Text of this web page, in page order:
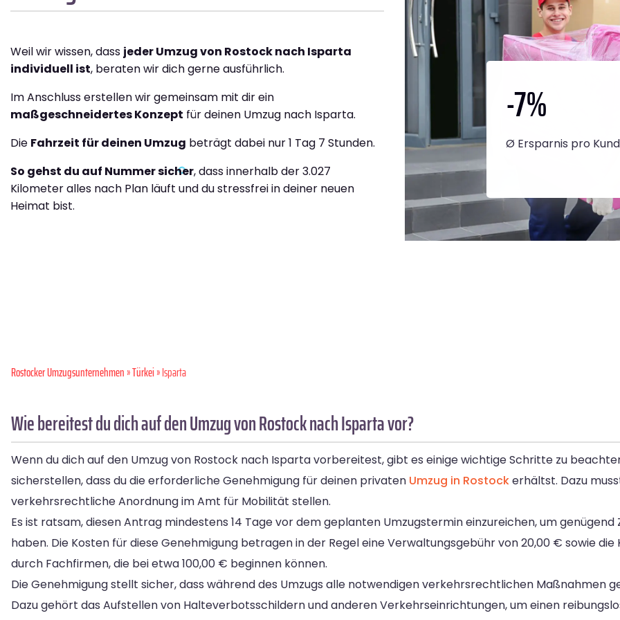
Weil wir wissen, dass jeder Umzug von Rostock nach Isparta
individuell ist, beraten wir dich gerne ausführlich.
Im Anschluss erstellen wir gemeinsam mit dir ein
maßgeschneidertes Konzept für deinen Umzug nach Isparta.
Die Fahrzeit für deinen Umzug beträgt dabei nur 1 Tag 7 Stunden.
So gehst du auf Nummer sicher, dass innerhalb der 3.027
Kilometer alles nach Plan läuft und du stressfrei in deiner neuen
Heimat bist.
-7%
Ø Ersparnis pro
Rostocker Umzugsunternehmen»Türkei» Isparta
Wie bereitest du dich auf den Umzug von Rostock nach Isparta vor?
Wenn du dich auf den Umzug von Rostock nach Isparta vorbereitest, gibt es einige wichtige Schritte zu
sicherstellen, dass du die erforderliche Genehmigung für deinen privaten Umzug in Rostockerhältst. Dazu
verkehrsrechtliche Anordnung im Amt für Mobilität stellen.
Es ist ratsam, diesen Antrag mindestens 14 Tage vor dem geplanten Umzugstermin einzureichen, um genügend
haben. Die Kosten für diese Genehmigung betragen in der Regel eine Verwaltungsgebühr von 20,00 € sowie
durch Fachfirmen, die bei etwa 100,00 € beginnen können.
Die Genehmigung stellt sicher, dass während des Umzugs alle notwendigen verkehrsrechtlichen Maßnahmen
Dazu gehört das Aufstellen von Halteverbotsschildern und anderen Verkehrseinrichtungen, um einen